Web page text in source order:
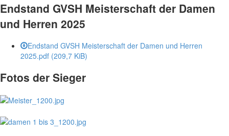
Endstand GVSH Meisterschaft der Damen
und Herren 2025
Endstand GVSH Meisterschaft der Damen und Herren
2025.pdf (209,7 KiB)
Fotos der Sieger